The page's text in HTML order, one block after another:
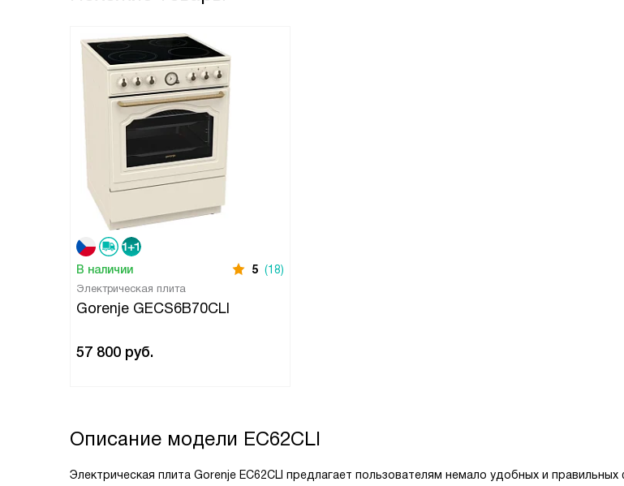
В наличии 5 (18)
Электрическая плита
Gorenje GECS6B70CLI
57 800 руб.
Описание модели EC62CLI
Электрическая плита Gorenje EC62CLI предлагает пользователям немало удобных и